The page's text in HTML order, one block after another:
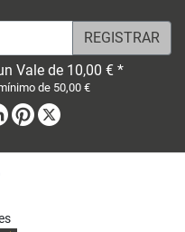
Vale de 10,00 € *
de 50,00 €
LinkedinPinterest